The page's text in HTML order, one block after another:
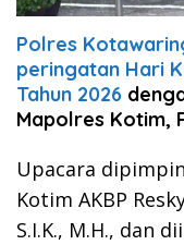
Polres
peringatan Hari
Tahun 2026
Mapolres Kotim,
Upacara
Kotim AKBP
S.I.K., M.H., dan